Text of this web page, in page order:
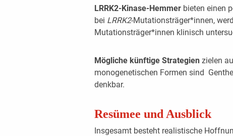
LRRK2-Kinase-Hemmerbieten einen
bei LRRK2-Mutationsträger*innen,
Mutationsträger*innen klinisch
Mögliche künftige Strategienzielen
monogenetischen Formen sind
denkbar.
Resümee und Ausblick
Insgesamt besteht realistische